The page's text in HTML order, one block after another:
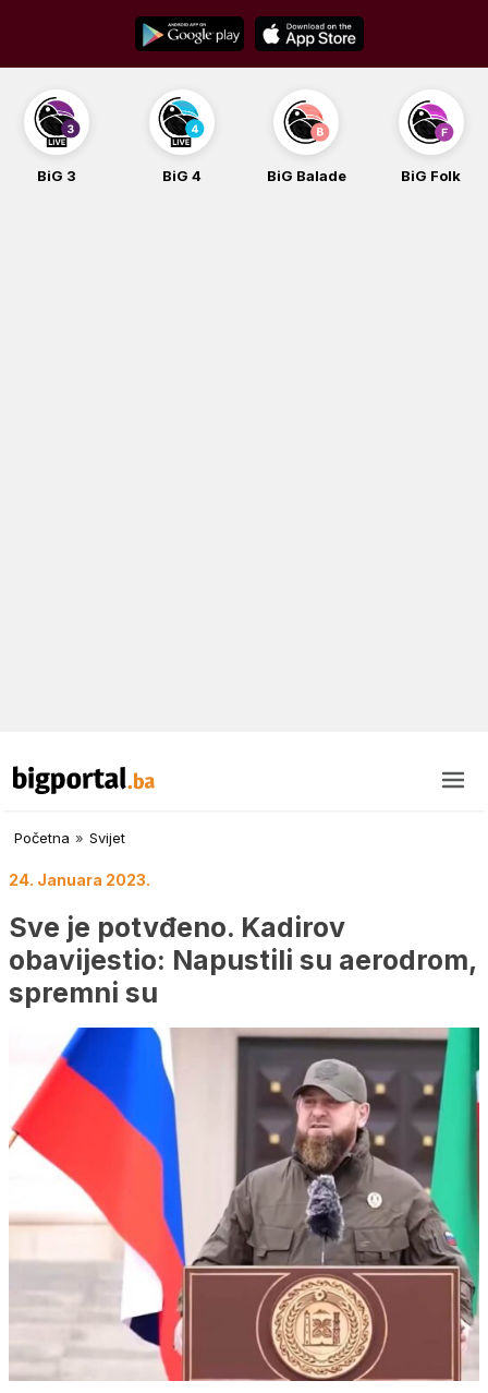
content
BiG 3 BiG 4 BiG Balade BiG Folk
Početna » Svijet
24. Januara 2023.
Sve je potvđeno. Kadirov
obavijestio: Napustili su aerodrom,
spremni su